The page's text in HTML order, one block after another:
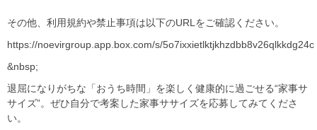
その他、利用規約や禁止事項は以下のURLをご確認ください。
https://noevirgroup.app.box.com/s/5o7ixxietlktjkhzdbb8v26qlkkdg24c
&nbsp;
退屈になりがちな「おうち時間」を楽しく健康的に過ごせる“家事サ
サイズ”。ぜひ自分で考案した家事ササイズを応募してみてくださ
い。